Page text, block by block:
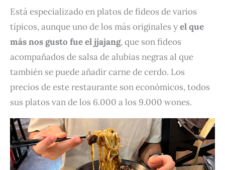
Está especializado en platos de fideos de varios
típicos, aunque uno de los más originales yel que
más nos gusto fue el jjajang, que son fideos
acompañados de salsa de alubias negras al que
también se puede añadir carne de cerdo. Los
precios de este restaurante son económicos, todos
sus platos van de los 6.000 a los 9.000 wones.